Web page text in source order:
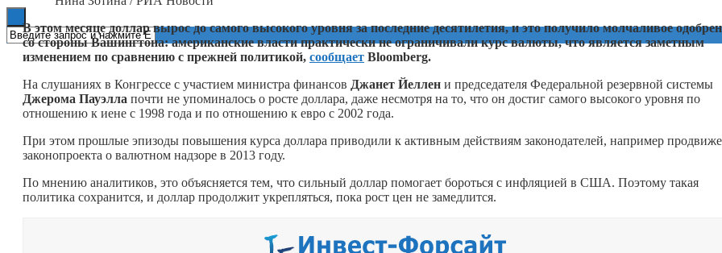
В этом месяце доллар вырос до самого высокого уровня за последние десятилетия, и это получило молчаливое
со стороны Вашингтона: американские власти практически не ограничивали курс валюты, что является заметным
изменением по сравнению с прежней политикой, сообщает Bloomberg.
На слушаниях в Конгрессе с участием министра финансов Джанет Йеллен и председателя Федеральной резервной системы
Джерома Пауэлла почти не упоминалось о росте доллара, даже несмотря на то, что он достиг самого высокого уровня по
отношению к иене с 1998 года и по отношению к евро с 2002 года.
При этом прошлые эпизоды повышения курса доллара приводили к активным действиям законодателей, например
законопроекта о валютном надзоре в 2013 году.
По мнению аналитиков, это объясняется тем, что сильный доллар помогает бороться с инфляцией в США. Поэтому такая
политика сохранится, и доллар продолжит укрепляться, пока рост цен не замедлится.